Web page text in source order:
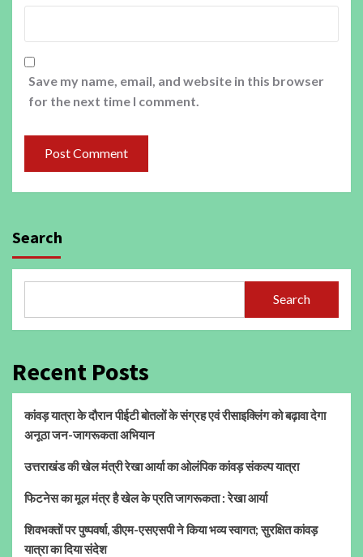
Save my name, email, and website in this browser
for the next time I comment.
Search
Search
Recent Posts
कांवड़ यात्रा के दौरान पीईटी बोतलों के संग्रह एवं रीसाइक्लिंग को बढ़ावा देगा
अनूठा जन-जागरूकता अभियान
उत्तराखंड की खेल मंत्री रेखा आर्या का ओलंपिक कांवड़ संकल्प यात्रा
फिटनेस का मूल मंत्र है खेल के प्रति जागरूकता : रेखा आर्या
शिवभक्तों पर पुष्पवर्षा, डीएम-एसएसपी ने किया भव्य स्वागत; सुरक्षित कांवड़
यात्रा का दिया संदेश